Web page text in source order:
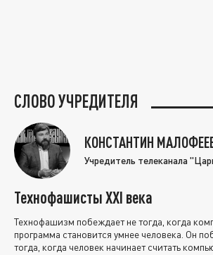
СЛОВО УЧРЕДИТЕЛЯ
КОНСТАНТИН
Учредитель телеканала
Технофашисты XXI века
Технофашизм побеждает не тогда, когда
программа становится умнее человека. Он
тогда, когда человек начинает считать